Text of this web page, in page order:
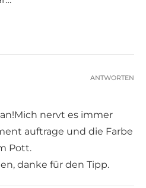
nervt es immer
auftrage und die Farbe
Pott.
danke für den Tipp.
ANTWORTEN